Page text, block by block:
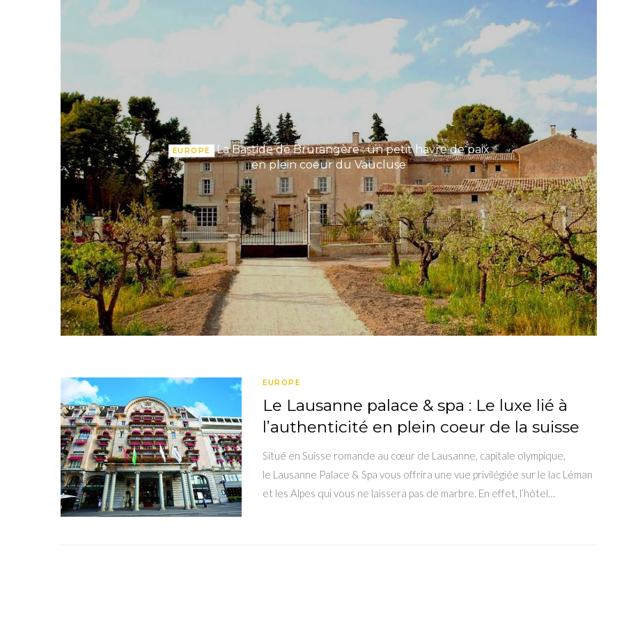
EUROPE
La Bastide de Brurangère : un petit havre de paix
en plein coeur du Vaucluse
EUROPE
Le Lausanne palace & spa : Le luxe lié à
l’authenticité en plein coeur de la suisse
Situé en Suisse romande au cœur de Lausanne, capitale olympique,
le Lausanne Palace & Spa vous offrira une vue privilégiée sur le lac Léman
et les Alpes qui vous ne laissera pas de marbre. En effet, l’hôtel…